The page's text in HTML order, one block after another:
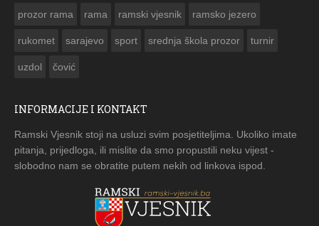
prozor rama rama ramski vjesnik ramsko jezero
rukomet sarajevo sport srednja škola prozor turnir
uzdol čović
INFORMACIJE I KONTAKT
Ramski Vjesnik stoji na usluzi svim posjetiteljima. Ukoliko imate
pitanja, prijedloga, ili mislite da smo propustili neku vijest -
slobodno nam se obratite putem nekih od linkova ispod.